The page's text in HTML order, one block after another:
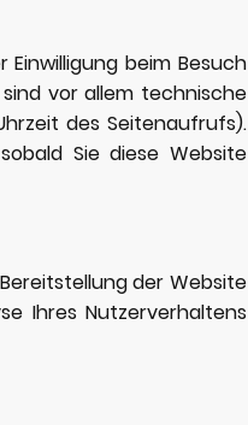
beim Besuch
vor allem technische
des Seitenaufrufs).
Sie diese Website
der Website
Ihres Nutzerverhaltens